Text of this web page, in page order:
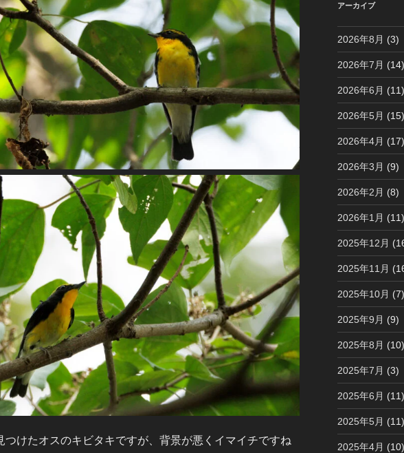
つけたオスのキビタキですが、背景が悪くイマイチですね
アーカイブ
2026年8月 (3)
2026年7月 (14)
2026年6月 (11)
2026年5月 (15)
2026年4月 (17)
2026年3月 (9)
2026年2月 (8)
2026年1月 (11)
2025年12月
2025年11月
2025年10月 (7)
2025年9月 (9)
2025年8月 (10)
2025年7月 (3)
2025年6月 (11)
2025年5月 (11)
2025年4月 (10)